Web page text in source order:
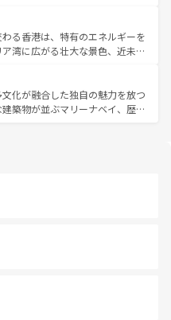
、ベトナムコーヒーなどは、ぜ
地域を訪れてもあたたかい人々
で、きっと忘れられない旅にな
部ではチェンマイなどの山岳地
ではプーケットやクラビの美し
楽しむことができる。タイ料理
で、どの季節にも異なる楽しみ
いタイの人々、仏教を中心とし
資源が、訪れる旅人を魅了し続
る香港は、特有のエネルギーを
湾に広がる壮大な景色、近未来
るはず。観光スポットが密集し
を回れるのも魅力。息をのむよ
まで、香港を存分に楽しみ尽く
化が融合した独自の魅力を放つ
築物が並ぶマリーナベイ、歴史
情を楽しめる外せないスポット